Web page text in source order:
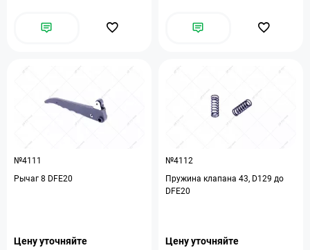
№4111
Рычаг 8 DFE20
Цену уточняйте
№4112
Пружина клапана 43, D129 до
DFE20
Цену уточняйте